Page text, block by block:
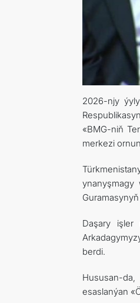
2026-njy
«BMG-niň
merkezi
ynanyşmagy
Daşary işler
berdi.
Hususan-
esaslanýan